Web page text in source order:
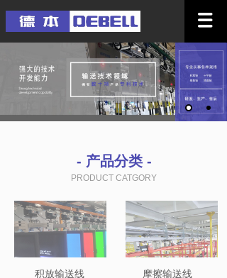
- 产品分类 -
PRODUCT CATGORY
摩擦输送线
积放输送线